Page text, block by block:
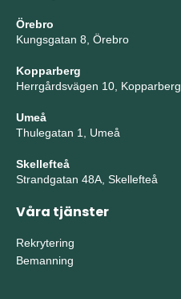
Örebro
Kungsgatan 8, Örebro
Kopparberg
Herrgårdsvägen 10, Kopparberg
Umeå
Thulegatan 1, Umeå
Skellefteå
Strandgatan 48A, Skellefteå
Våra tjänster
Rekrytering
Bemanning